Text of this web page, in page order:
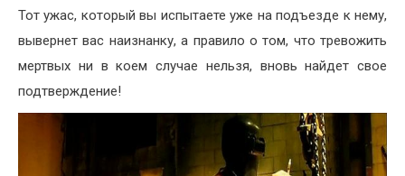
Тот ужас, который вы испытаете уже на подъезде к нему,
вывернет вас наизнанку, а правило о том, что тревожить
мертвых ни в коем случае нельзя, вновь найдет свое
подтверждение!